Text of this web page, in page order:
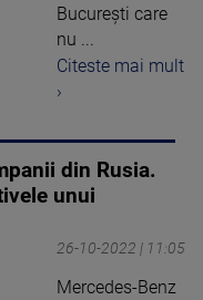
București care
nu ...
Citeste mai mult
›
din Rusia.
unui
26-10-2022 | 11:05
Mercedes-Benz